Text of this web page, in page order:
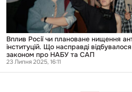
скандальним
законом
НАБУ
та
САП
Вплив Росії чи плановане нищення
інституцій. Що насправді
законом про НАБУ та САП
23 Липня 2025, 16:11